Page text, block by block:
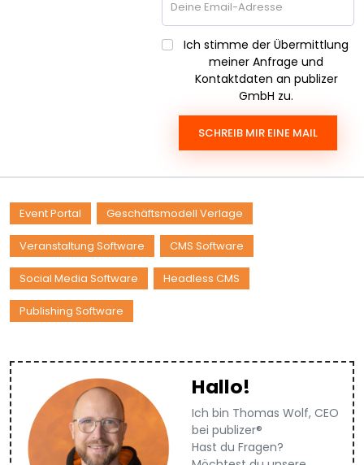
Ich stimme der Übermittlung
meiner Anfrage und
Kontaktdaten an publizer
GmbH zu.
SCHREIB MIR EINE MAIL
Event Portal Geschäftsmodell Verlage
Veranstaltung Software CMS Software
Social Media Software Headless CMS
Publishing Software
Hallo!
Ich bin Thomas Wolf, CEO
bei publizer®
Hast du Fragen?